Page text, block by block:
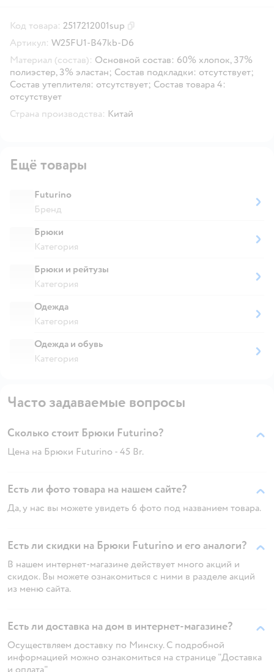
Код товара: 2517212001sup
Артикул: W25FU1-B47kb-D6
Материал (состав): Основной состав: 60% хлопок, 37%
полиэстер, 3% эластан; Состав подкладки: отсутствует;
Состав утеплителя: отсутствует; Состав товара 4:
отсутствует
Страна производства: Китай
Ещё товары
Futurino
Бренд
Брюки
Категория
Брюки и рейтузы
Категория
Одежда
Категория
Одежда и обувь
Категория
Часто задаваемые вопросы
Сколько стоит Брюки Futurino?
Цена на Брюки Futurino - 45 Br.
Есть ли фото товара на нашем сайте?
Да, у нас вы можете увидеть 6 фото под названием товара.
Есть ли скидки на Брюки Futurino и его аналоги?
В нашем интернет-магазине действует много акций и
скидок. Вы можете ознакомиться с ними в разделе акций
из меню сайта.
Есть ли доставка на дом в интернет-магазине?
Осуществляем доставку по Минску. С подробной
информацией можно ознакомиться на странице "Доставка
и оплата"